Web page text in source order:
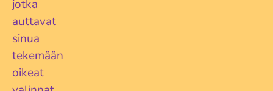
jotka
auttavat
sinua
tekemään
oikeat